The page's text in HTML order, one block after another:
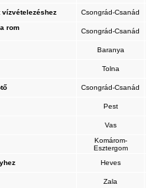
Csongrád-Csanád
rom
Csongrád-Csanád
Baranya
Tolna
Csongrád-Csanád
Pest
Vas
Komárom-
Esztergom
Heves
Zala